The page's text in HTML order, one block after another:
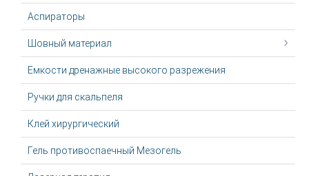
Аспираторы
Шовный материал
Емкости дренажные высокого разрежения
Ручки для скальпеля
Клей хирургический
Гель противоспаечный Мезогель